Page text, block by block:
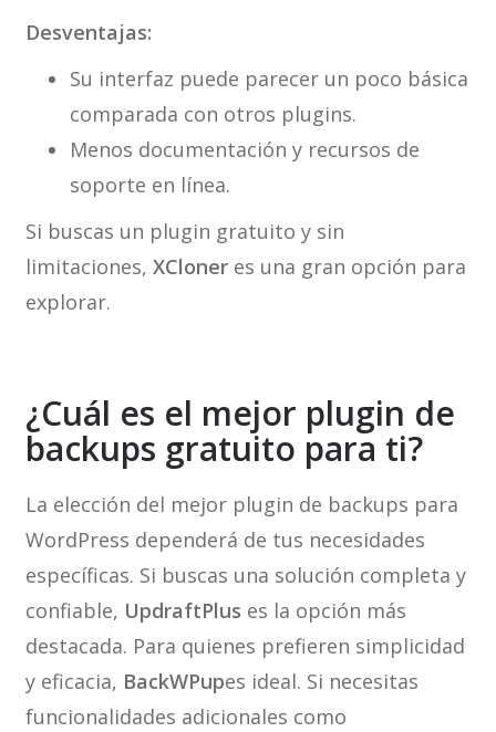
Desventajas:
Su interfaz puede parecer un poco básica
comparada con otros plugins.
Menos documentación y recursos de
soporte en línea.
Si buscas un plugin gratuito y sin
limitaciones, XCloneres una gran opción para
explorar.
¿Cuál es el mejor plugin de
backups gratuito para ti?
La elección del mejor plugin de backups para
WordPress dependerá de tus necesidades
específicas. Si buscas una solución completa y
confiable, UpdraftPlus es la opción más
destacada. Para quienes prefieren simplicidad
y eficacia, BackWPupes ideal. Si necesitas
funcionalidades adicionales como